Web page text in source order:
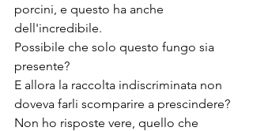
porcini, e questo ha anche
dell'incredibile.
Possibile che solo questo fungo sia
presente?
E allora la raccolta indiscriminata non
doveva farli scomparire a prescindere?
Non ho risposte vere, quello che